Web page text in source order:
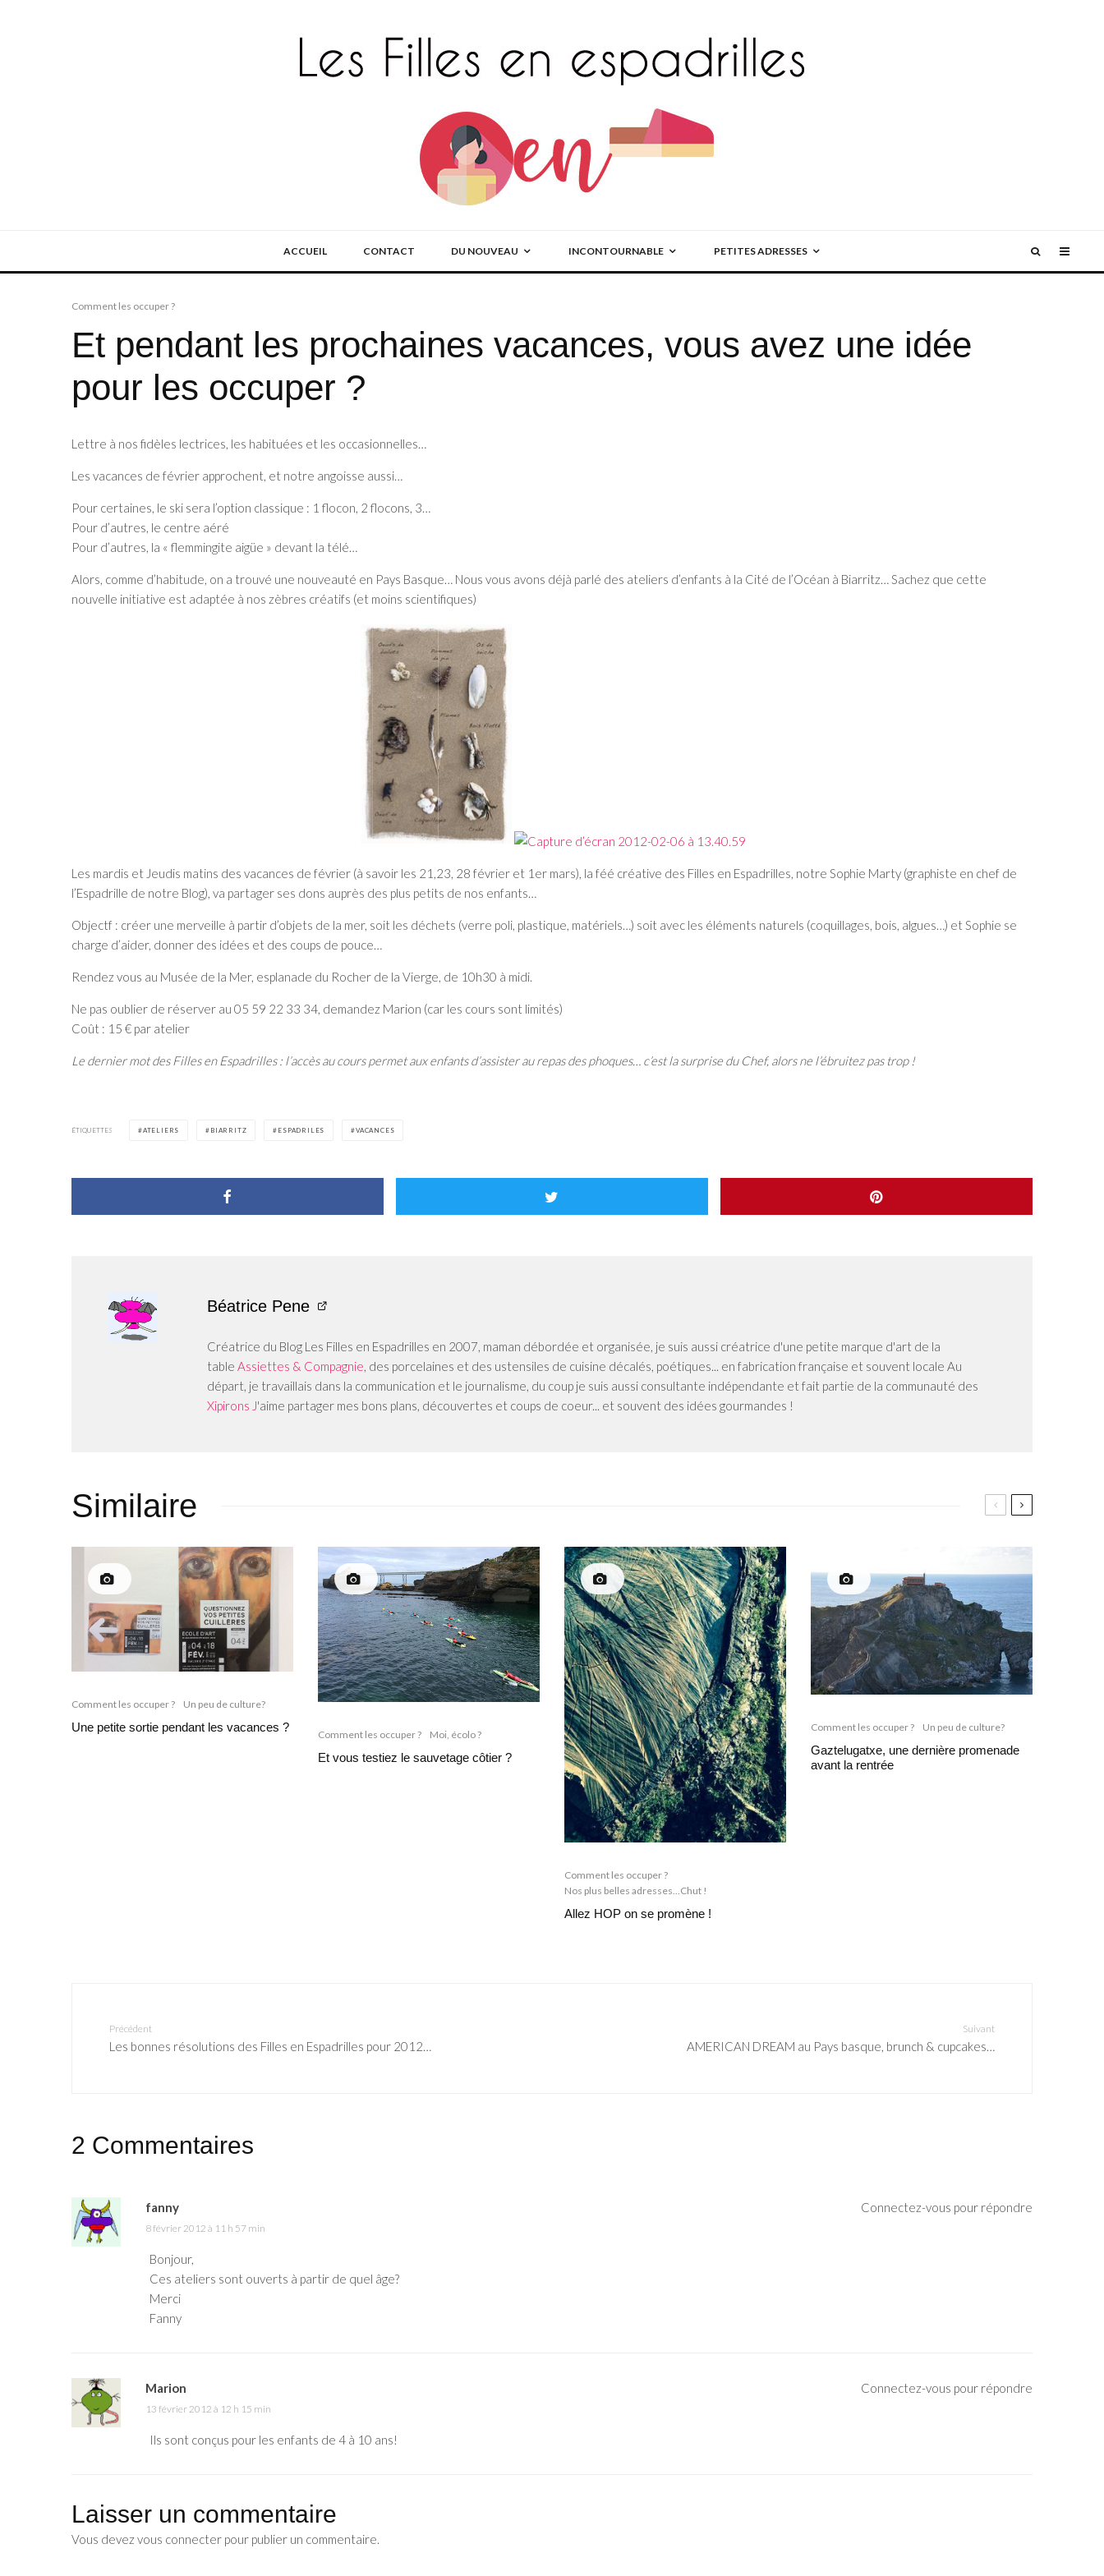
ACCUEIL CONTACT DU NOUVEAU INCONTOURNABLE PETITES ADRESSES
Comment les occuper ?
Et pendant les prochaines vacances, vous avez une idée
pour les occuper ?
Lettre à nos fidèles lectrices, les habituées et les occasionnelles…
Les vacances de février approchent, et notre angoisse aussi…
Pour certaines, le ski sera l’option classique : 1 flocon, 2 flocons, 3…
Pour d’autres, le centre aéré
Pour d’autres, la « flemmingite aigüe » devant la télé…
Alors, comme d’habitude, on a trouvé une nouveauté en Pays Basque… Nous vous avons déjà parlé des ateliers d’enfants à la Cité de l’Océan à Biarritz… Sachez que cette
nouvelle initiative est adaptée à nos zèbres créatifs (et moins scientifiques)
Les mardis et Jeudis matins des vacances de février (à savoir les 21,23, 28 février et 1er mars), la féé créative des Filles en Espadrilles, notre Sophie Marty (graphiste en chef de
l’Espadrille de notre Blog), va partager ses dons auprès des plus petits de nos enfants…
Objectf : créer une merveille à partir d’objets de la mer, soit les déchets (verre poli, plastique, matériels…) soit avec les éléments naturels (coquillages, bois, algues…) et Sophie se
charge d’aider, donner des idées et des coups de pouce…
Rendez vous au Musée de la Mer, esplanade du Rocher de la Vierge, de 10h30 à midi.
Ne pas oublier de réserver au 05 59 22 33 34, demandez Marion (car les cours sont limités)
Coût : 15 € par atelier
Le dernier mot des Filles en Espadrilles : l’accès au cours permet aux enfants d’assister au repas des phoques… c’est la surprise du Chef, alors ne l’ébruitez pas trop !
ÉTIQUETTES ATELIERS BIARRITZ ESPADRILES VACANCES
Béatrice Pene
Créatrice du Blog Les Filles en Espadrilles en 2007, maman débordée et organisée, je suis aussi créatrice d'une petite marque d'art de la
table Assiettes & Compagnie, des porcelaines et des ustensiles de cuisine décalés, poétiques... en fabrication française et souvent locale Au
départ, je travaillais dans la communication et le journalisme, du coup je suis aussi consultante indépendante et fait partie de la communauté des
Xipirons J'aime partager mes bons plans, découvertes et coups de coeur... et souvent des idées gourmandes !
Similaire
Comment les occuper ? Un peu de culture?
Une petite sortie pendant les vacances ?
Comment les occuper ? Moi, écolo ?
Et vous testiez le sauvetage côtier ?
Comment les occuper ?
Nos plus belles adresses...Chut !
Allez HOP on se promène !
Comment les occuper ? Un peu de culture?
Gaztelugatxe, une dernière promenade
avant la rentrée
Précédent
Les bonnes résolutions des Filles en Espadrilles pour 2012…
Suivant
AMERICAN DREAM au Pays basque, brunch & cupcakes…
2 Commentaires
fanny
8 février 2012 à 11 h 57 min
Bonjour,
Ces ateliers sont ouverts à partir de quel âge?
Merci
Fanny
Connectez-vous pour répondre
Marion
13 février 2012 à 12 h 15 min
Ils sont conçus pour les enfants de 4 à 10 ans!
Connectez-vous pour répondre
Laisser un commentaire
Vous devez vous connecter pour publier un commentaire.